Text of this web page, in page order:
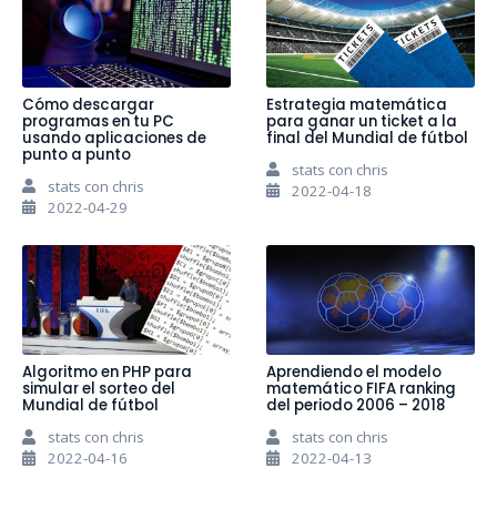
Cómo descargar
programas en tu PC
usando aplicaciones de
punto a punto
stats con chris
2022-04-29
Estrategia matemática
para ganar un ticket a la
final del Mundial de fútbol
stats con chris
2022-04-18
Algoritmo en PHP para
simular el sorteo del
Mundial de fútbol
stats con chris
2022-04-16
Aprendiendo el modelo
matemático FIFA ranking
del periodo 2006 – 2018
stats con chris
2022-04-13